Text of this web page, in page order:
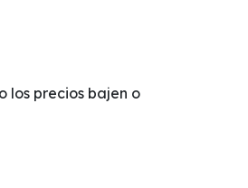
los precios bajen o